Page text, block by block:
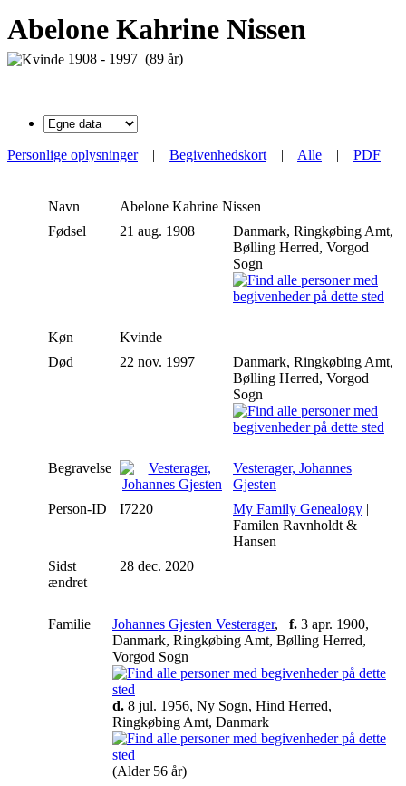
Abelone Kahrine Nissen
1908 - 1997 (89 år)
Personlige oplysninger| Begivenhedskort | Alle | PDF
Navn Abelone Kahrine Nissen
Fødsel
21 aug. 1908
Danmark, Ringkøbing Amt,
Bølling Herred, Vorgod
Sogn
Køn
Kvinde
Død
22 nov. 1997
Danmark, Ringkøbing Amt,
Bølling Herred, Vorgod
Sogn
Begravelse
Vesterager, Johannes
Gjesten
Person-ID
I7220 My Family Genealogy |
Familen Ravnholdt &
Hansen
Sidst
ændret
28 dec. 2020
Familie Johannes Gjesten Vesterager, f. 3 apr. 1900,
Danmark, Ringkøbing Amt, Bølling Herred,
Vorgod Sogn
d. 8 jul. 1956, Ny Sogn, Hind Herred,
Ringkøbing Amt, Danmark
(Alder 56 år)